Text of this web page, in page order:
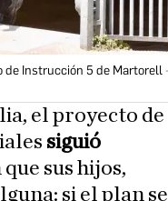
de Instrucción 5 de Martorell
el proyecto de
siguió
que sus hijos,
si el plan se